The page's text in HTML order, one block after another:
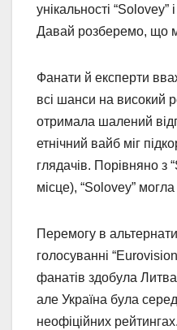
унікальності “Solovey”
Давай розберемо, що
Фанати й експерти
всі шанси на високий
отримала шалений
етнічний вайб міг
глядачів. Порівняно з
місце), “Solovey”
Перемогу в
голосуванні
фанатів здобула
але Україна була
неофіційних